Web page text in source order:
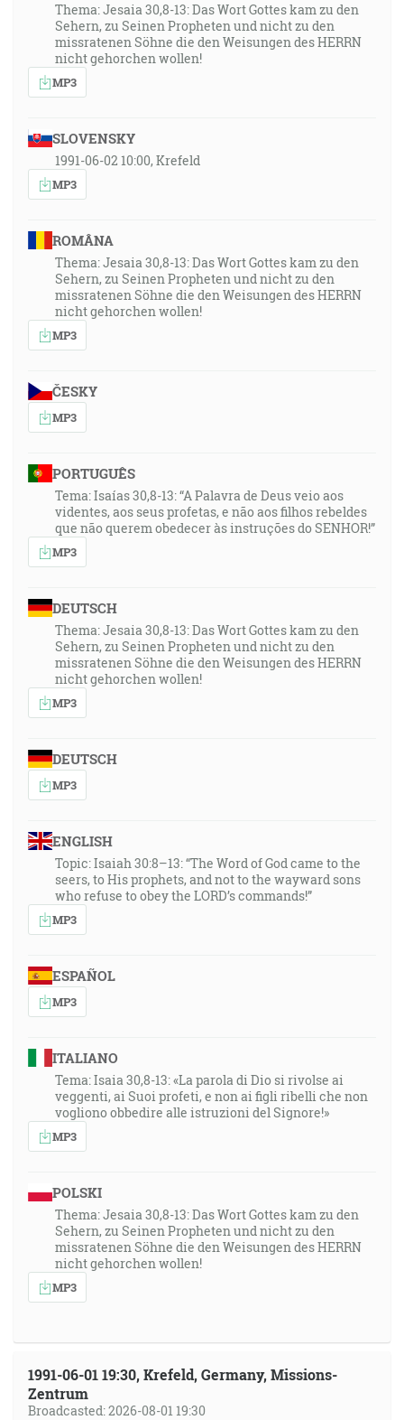
Thema: Jesaia 30,8-13: Das Wort Gottes kam zu den
Sehern, zu Seinen Propheten und nicht zu den
missratenen Söhne die den Weisungen des HERRN
nicht gehorchen wollen!
MP3
SLOVENSKY
1991-06-02 10:00, Krefeld
MP3
ROMÂNA
Thema: Jesaia 30,8-13: Das Wort Gottes kam zu den
Sehern, zu Seinen Propheten und nicht zu den
missratenen Söhne die den Weisungen des HERRN
nicht gehorchen wollen!
MP3
ČESKY
MP3
PORTUGUÊS
Tema: Isaías 30,8-13: “A Palavra de Deus veio aos
videntes, aos seus profetas, e não aos filhos rebeldes
que não querem obedecer às instruções do SENHOR!”
MP3
DEUTSCH
Thema: Jesaia 30,8-13: Das Wort Gottes kam zu den
Sehern, zu Seinen Propheten und nicht zu den
missratenen Söhne die den Weisungen des HERRN
nicht gehorchen wollen!
MP3
DEUTSCH
MP3
ENGLISH
Topic: Isaiah 30:8–13: “The Word of God came to the
seers, to His prophets, and not to the wayward sons
who refuse to obey the LORD’s commands!”
MP3
ESPAÑOL
MP3
ITALIANO
Tema: Isaia 30,8-13: «La parola di Dio si rivolse ai
veggenti, ai Suoi profeti, e non ai figli ribelli che non
vogliono obbedire alle istruzioni del Signore!»
MP3
POLSKI
Thema: Jesaia 30,8-13: Das Wort Gottes kam zu den
Sehern, zu Seinen Propheten und nicht zu den
missratenen Söhne die den Weisungen des HERRN
nicht gehorchen wollen!
MP3
1991-06-01 19:30, Krefeld, Germany, Missions-
Zentrum
Broadcasted: 2026-08-01 19:30